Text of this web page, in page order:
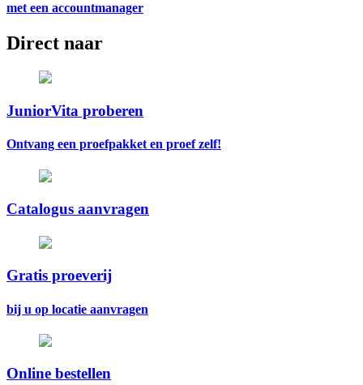
met een accountmanager
Direct naar
JuniorVita proberen
Ontvang een proefpakket en proef zelf!
Catalogus aanvragen
Gratis proeverij
bij u op locatie aanvragen
Online bestellen